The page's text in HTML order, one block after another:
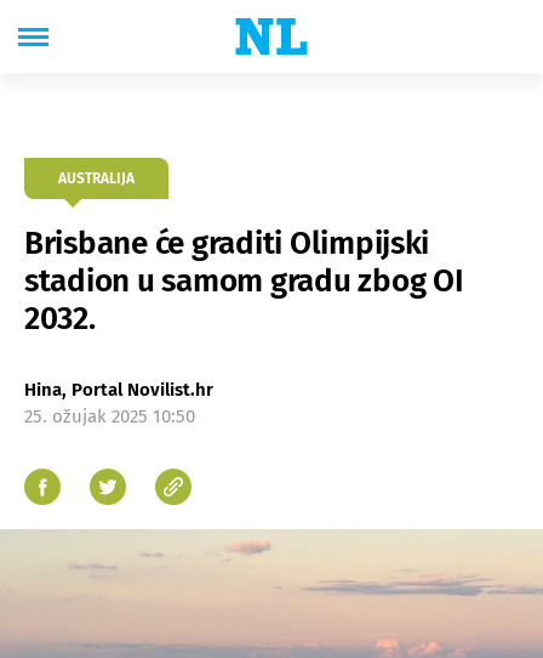
AUSTRALIJA
Brisbane će graditi Olimpijski
stadion u samom gradu zbog OI
2032.
Hina, Portal Novilist.hr
25. ožujak 2025 10:50